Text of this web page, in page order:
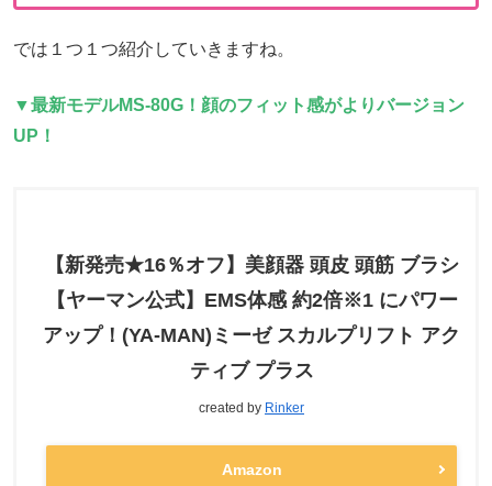
では１つ１つ紹介していきますね。
▼最新モデルMS-80G！顔のフィット感がよりバージョン
UP！
【新発売★16％オフ】美顔器 頭皮 頭筋 ブラシ
【ヤーマン公式】EMS体感 約2倍※1 にパワー
アップ！(YA-MAN)ミーゼ スカルプリフト アク
ティブ プラス
created by Rinker
Amazon